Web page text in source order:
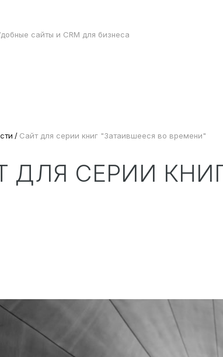
сайты и CRM для бизнеса
Сайт для серии книг "Затаившееся во времени"
ДЛЯ СЕРИИ